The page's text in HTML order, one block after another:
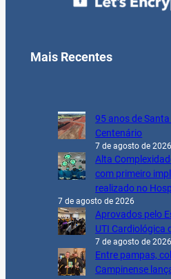
Mais Recentes
95 anos de
Centenário
7 de agosto de 2026
Alta
com primeiro
realizado no
7 de agosto de 2026
Aprovados pelo
UTI Cardiológica
7 de agosto de 2026
Entre pampas,
Campinense